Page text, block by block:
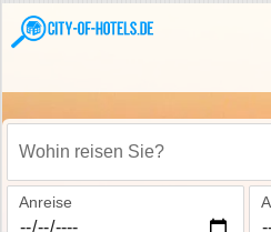
Wohin reisen Sie?
Anreise